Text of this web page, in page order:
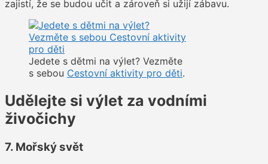
zajistí, že se budou učit a zároveň si užijí zábavu.
Jedete s dětmi na výlet? Vezměte
s sebou Cestovní aktivity pro děti.
Udělejte si výlet za vodními
živočichy
7. Mořský svět